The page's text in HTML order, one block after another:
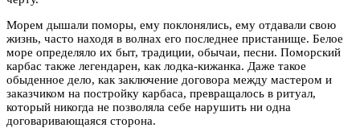
Морем дышали поморы, ему поклонялись, ему отдавали свою
жизнь, часто находя в волнах его последнее пристанище. Белое
море определяло их быт, традиции, обычаи, песни. Поморский
карбас также легендарен, как лодка-кижанка. Даже такое
обыденное дело, как заключение договора между мастером и
заказчиком на постройку карбаса, превращалось в ритуал,
который никогда не позволяла себе нарушить ни одна
договаривающаяся сторона.